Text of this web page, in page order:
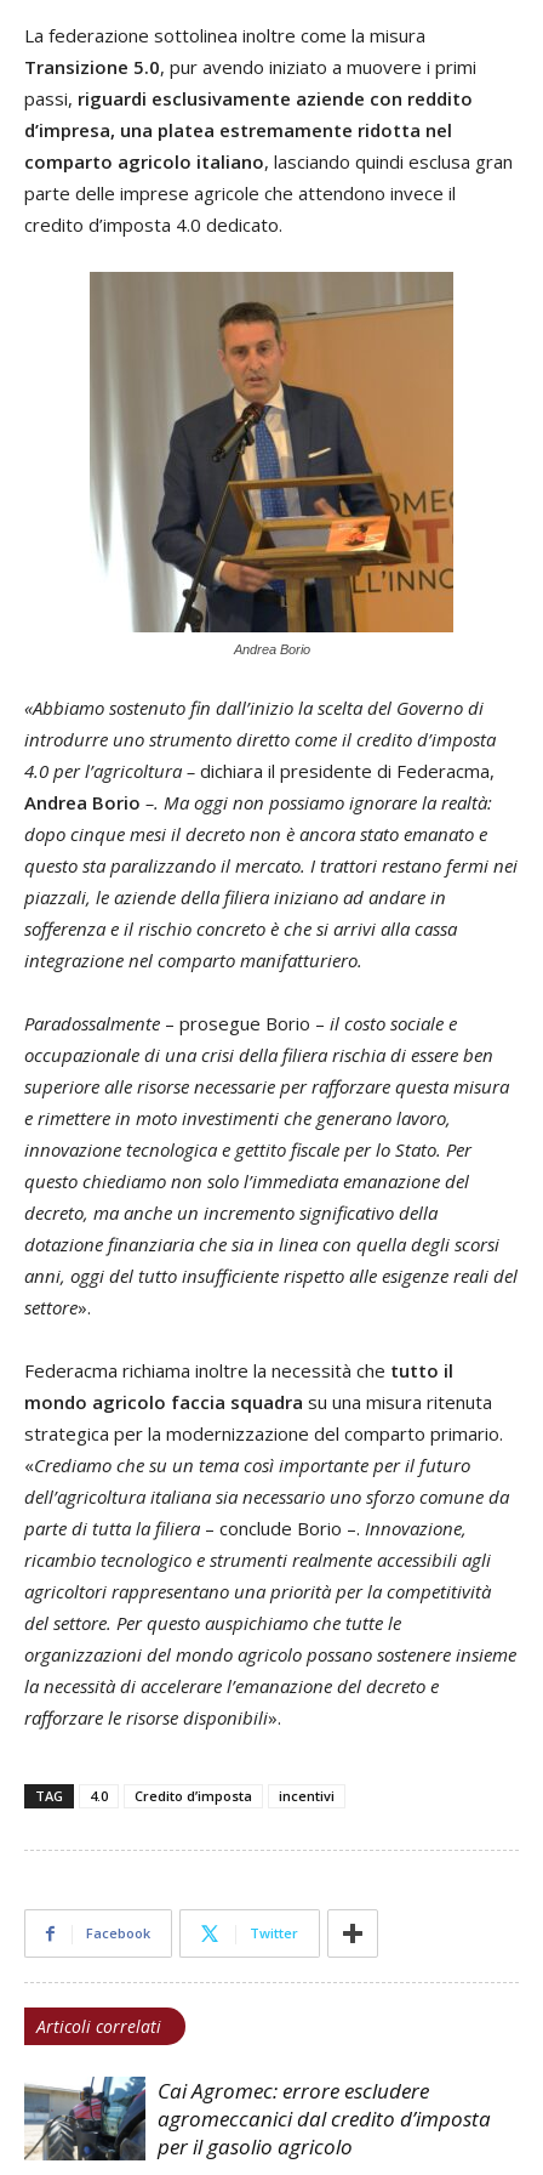
La federazione sottolinea inoltre come la misura
Transizione 5.0, pur avendo iniziato a muovere i primi
passi, riguardi esclusivamente aziende con reddito
d’impresa, una platea estremamente ridotta nel
comparto agricolo italiano, lasciando quindi esclusa gran
parte delle imprese agricole che attendono invece il
credito d’imposta 4.0 dedicato.
Andrea Borio
«Abbiamo sostenuto fin dall’inizio la scelta del Governo di
introdurre uno strumento diretto come il credito d’imposta
4.0 per l’agricoltura – dichiara il presidente di Federacma,
Andrea Borio –. Ma oggi non possiamo ignorare la realtà:
dopo cinque mesi il decreto non è ancora stato emanato e
questo sta paralizzando il mercato. I trattori restano fermi nei
piazzali, le aziende della filiera iniziano ad andare in
sofferenza e il rischio concreto è che si arrivi alla cassa
integrazione nel comparto manifatturiero.
Paradossalmente – prosegue Borio – il costo sociale e
occupazionale di una crisi della filiera rischia di essere ben
superiore alle risorse necessarie per rafforzare questa misura
e rimettere in moto investimenti che generano lavoro,
innovazione tecnologica e gettito fiscale per lo Stato. Per
questo chiediamo non solo l’immediata emanazione del
decreto, ma anche un incremento significativo della
dotazione finanziaria che sia in linea con quella degli scorsi
anni, oggi del tutto insufficiente rispetto alle esigenze reali del
settore».
Federacma richiama inoltre la necessità che tutto il
mondo agricolo faccia squadra su una misura ritenuta
strategica per la modernizzazione del comparto primario.
«Crediamo che su un tema così importante per il futuro
dell’agricoltura italiana sia necessario uno sforzo comune da
parte di tutta la filiera – conclude Borio –. Innovazione,
ricambio tecnologico e strumenti realmente accessibili agli
agricoltori rappresentano una priorità per la competitività
del settore. Per questo auspichiamo che tutte le
organizzazioni del mondo agricolo possano sostenere insieme
la necessità di accelerare l’emanazione del decreto e
rafforzare le risorse disponibili».
TAG 4.0 Credito d’imposta incentivi
Facebook Twitter
Articoli correlati
Cai Agromec: errore escludere
agromeccanici dal credito d’imposta
per il gasolio agricolo